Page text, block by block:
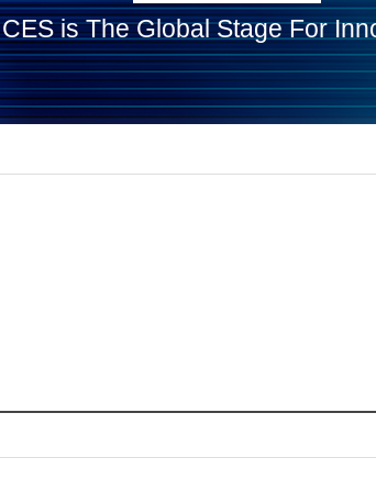
CES is The Global Stage For